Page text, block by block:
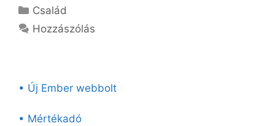
Kategória
Család
Hozzászólás
• Új Ember webbolt
• Mértékadó